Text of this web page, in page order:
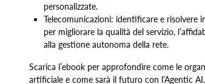
personalizzate.
Telecomunicazioni: identificare e
per migliorare la qualità del servizio,
alla gestione autonoma della rete.
Scarica l’ebook per approfondire come le
artificiale e come sarà il futuro con l’Agentic AI.